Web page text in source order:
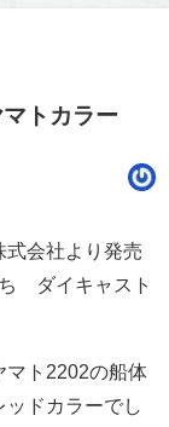
トカラー
式会社より発売
ダイキャスト
マト2202の船体
ドカラーでし